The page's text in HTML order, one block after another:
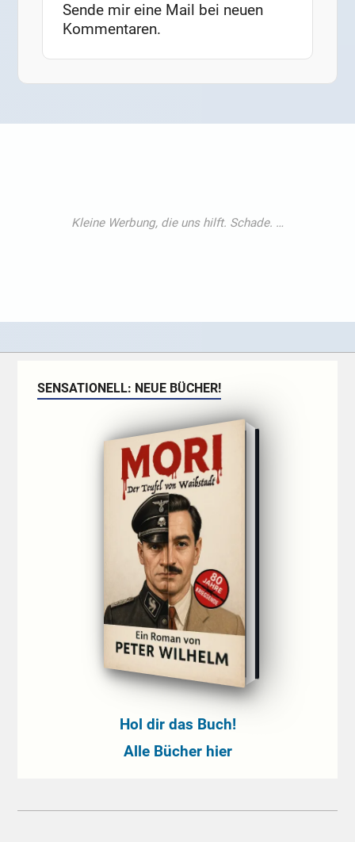
Sende mir eine Mail bei neuen
Kommentaren.
SENSATIONELL: NEUE BÜCHER!
Hol dir das Buch!
Alle Bücher hier